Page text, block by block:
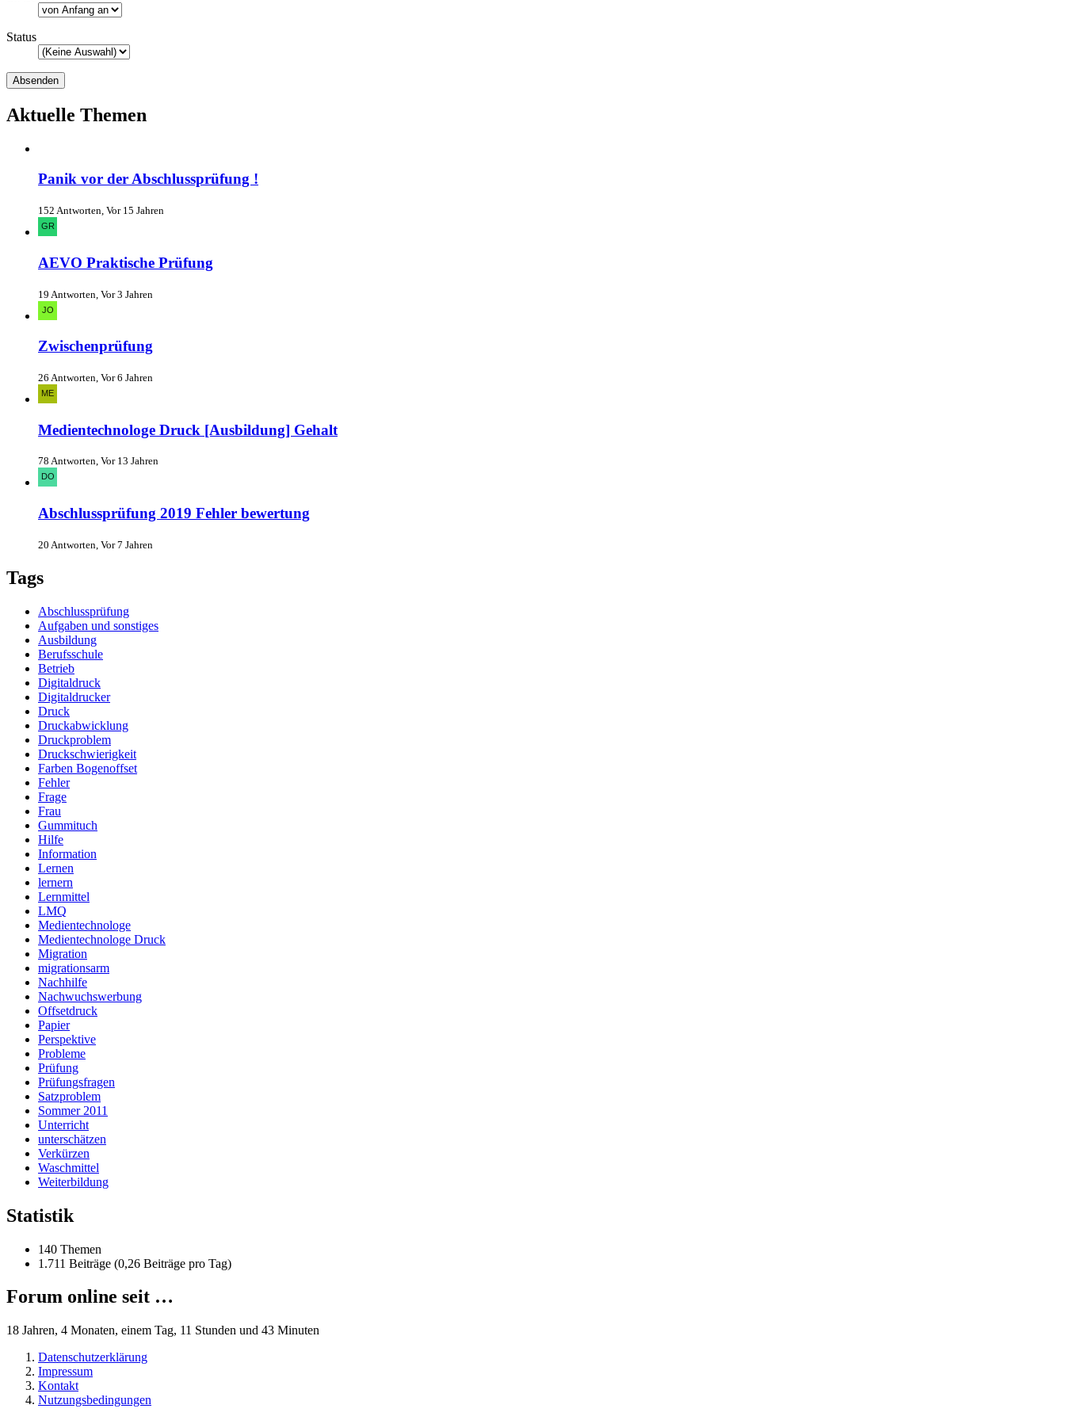
Status
Aktuelle Themen
Panik vor der Abschlussprüfung !
152 Antworten, Vor 15 Jahren
AEVO Praktische Prüfung
19 Antworten, Vor 3 Jahren
Zwischenprüfung
26 Antworten, Vor 6 Jahren
Medientechnologe Druck [Ausbildung] Gehalt
78 Antworten, Vor 13 Jahren
Abschlussprüfung 2019 Fehler bewertung
20 Antworten, Vor 7 Jahren
Tags
Abschlussprüfung
Aufgaben und sonstiges
Ausbildung
Berufsschule
Betrieb
Digitaldruck
Digitaldrucker
Druck
Druckabwicklung
Druckproblem
Druckschwierigkeit
Farben Bogenoffset
Fehler
Frage
Frau
Gummituch
Hilfe
Information
Lernen
lernern
Lernmittel
LMQ
Medientechnologe
Medientechnologe Druck
Migration
migrationsarm
Nachhilfe
Nachwuchswerbung
Offsetdruck
Papier
Perspektive
Probleme
Prüfung
Prüfungsfragen
Satzproblem
Sommer 2011
Unterricht
unterschätzen
Verkürzen
Waschmittel
Weiterbildung
Statistik
140 Themen
1.711 Beiträge (0,26 Beiträge pro Tag)
Forum online seit …
18 Jahren, 4 Monaten, einem Tag, 11 Stunden und 43 Minuten
Datenschutzerklärung
Impressum
Kontakt
Nutzungsbedingungen